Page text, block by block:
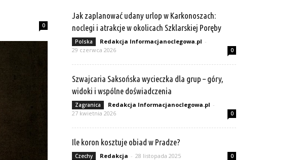
0
Jak zaplanować udany urlop w Karkonoszach:
noclegi i atrakcje w okolicach Szklarskiej Poręby
Polska Redakcja Informacjanoclegowa.pl -
29 czerwca 2026
0
Szwajcaria Saksońska wycieczka dla grup – góry,
widoki i wspólne doświadczenia
Zagranica Redakcja Informacjanoclegowa.pl -
27 kwietnia 2026
0
Ile koron kosztuje obiad w Pradze?
Czechy Redakcja - 28 listopada 2025 0